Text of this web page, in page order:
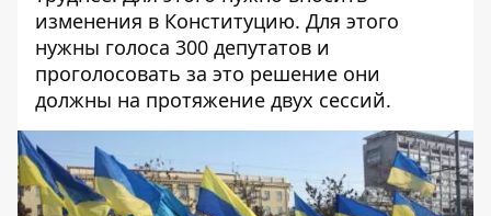
изменения в Конституцию. Для этого
нужны голоса 300 депутатов и
проголосовать за это решение они
должны на протяжение двух сессий.